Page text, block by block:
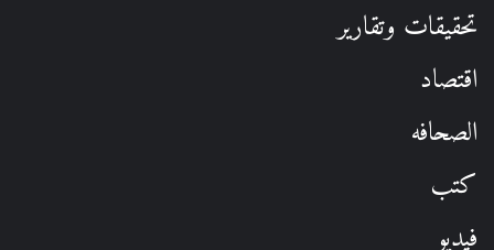
تحقيقات وتقارير
اقتصاد
الصحافه
كتب
فيديو